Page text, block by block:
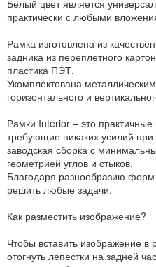
Белый цвет является
практически с любыми
Рамка изготовлена из
задника из переплетного
пластика ПЭТ.
Укомплектована
горизонтального и
Рамки Interior – это
требующие никаких усилий при
заводская сборка с
геометрией углов и стыков.
Благодаря разнообразию форм
решить любые задачи.
Как разместить изображение?
Чтобы вставить изображение в
отогнуть лепестки на задней